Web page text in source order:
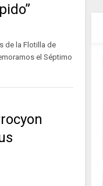
de la Flotilla de
el Séptimo